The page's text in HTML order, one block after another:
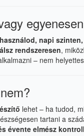
napi
rendszeresen,
– nem
lehet – ha tudod,
tartani a
évente elmész